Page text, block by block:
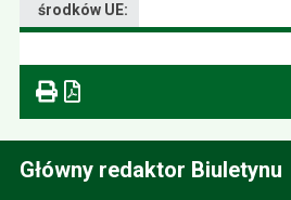
środków UE:
Główny redaktor Biuletynu